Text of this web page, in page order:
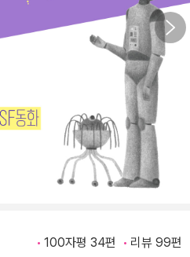
100자평 34편 리뷰 99편